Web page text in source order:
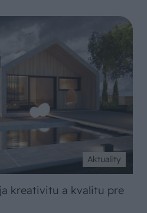
Aktuality
kreativitu a kvalitu pre